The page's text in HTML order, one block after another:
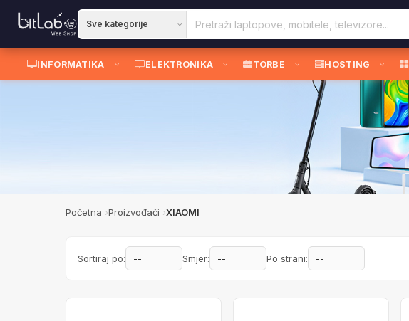
INFORMATIKA ELEKTRONIKA TORBE HOSTING
Početna Proizvođači XIAOMI
Sortiraj po: Smjer: Po strani: